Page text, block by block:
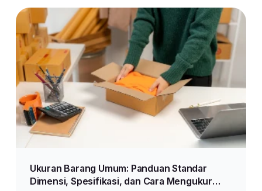
Ukuran Barang Umum: Panduan Standar
Dimensi, Spesifikasi, dan Cara Mengukur